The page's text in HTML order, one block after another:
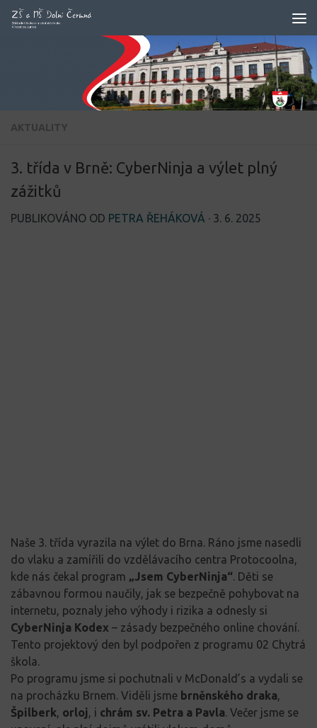
Skip to content
AKTUALITY
3. třída v Brně: CyberNinja a výlet plný
zážitků
PUBLIKOVÁNO OD PETRA ŘEHÁKOVÁ · 3. 6. 2025
Naše 3. třída vyrazila na výlet do Brna. Ráno jsme nasedli
do vlaku a zamířili do vzdělávacího centra Protocoolna,
kde nás čekal program „Jsem CyberNinja“ . Děti se
zábavnou formou naučily, jak se bezpečně pohybovat na
internetu, poznaly jeho výhody i rizika a odnesly si
CyberNinja Kodex – zásady bezpečného online chování.
Tento projektový den byl podpořen z programu 02 Chytrá
škola.
Po programu jsme si pochutnali v McDonald’s a vydali se
na procházku Brnem. Viděli jsme brněnského draka
Špilberk orloj , i chrám sv. Petra a Pavla . Večer jsme se